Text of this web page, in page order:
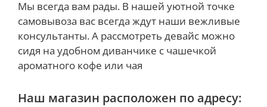
Мы всегда вам рады. В нашей уютной точке
самовывоза вас всегда ждут наши вежливые
консультанты. А рассмотреть девайс можно
сидя на удобном диванчике с чашечкой
ароматного кофе или чая
Наш магазин расположен по адресу: